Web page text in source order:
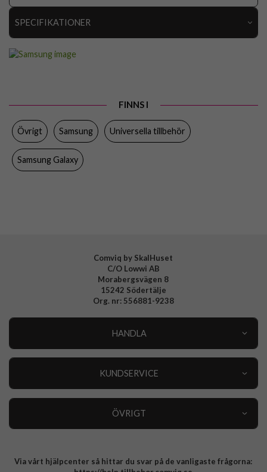
SPECIFIKATIONER
Material
Tillverkarens art nr
FINNS I
Övrigt Samsung Universella tillbehör
Samsung Galaxy
Comviq by SkalHuset
C/O Lowwi AB
Morabergsvägen 8
15242 Södertälje
Org. nr: 556881-9238
HANDLA
KUNDSERVICE
ÖVRIGT
Integritetspolicy
Via vårt hjälpcenter så hittar du svar på de vanligaste frågorna: